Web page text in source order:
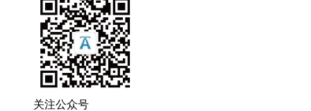
关注公众号